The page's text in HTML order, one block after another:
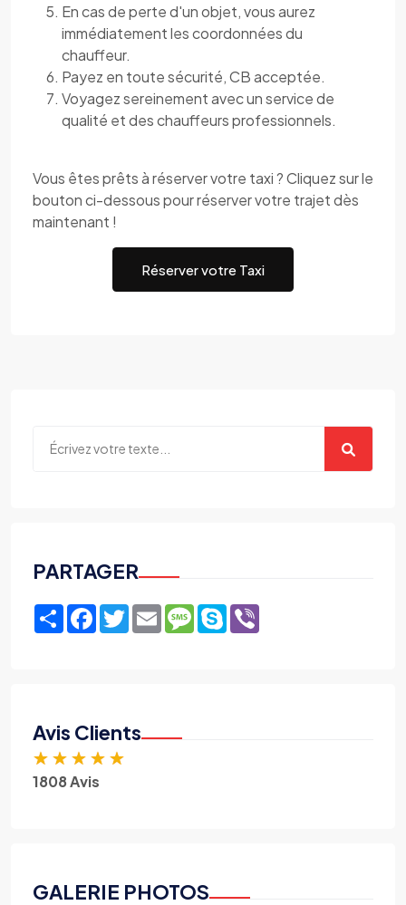
En cas de perte d'un objet, vous aurez
immédiatement les coordonnées du
chauffeur.
Payez en toute sécurité, CB acceptée.
Voyagez sereinement avec un service de
qualité et des chauffeurs professionnels.
Vous êtes prêts à réserver votre taxi ? Cliquez sur le
bouton ci-dessous pour réserver votre trajet dès
maintenant !
Réserver votre Taxi
PARTAGER
ShareFacebook
TwitterEmailMessage
Skype
Avis Clients
★ ★ ★ ★ ★
1808 Avis
GALERIE PHOTOS